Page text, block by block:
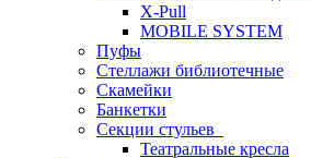
X-Pull
MOBILE SYSTEM
Пуфы
Стеллажи библиотечные
Скамейки
Банкетки
Секции стульев
Театральные кресла